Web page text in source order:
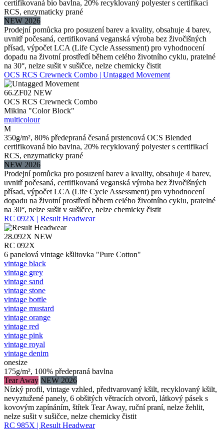
certifikovaná bio bavlna, 20% recyklovaný polyester s certifikací
RCS, enzymaticky prané
NEW 2026
Prodejní pomůcka pro posuzení barev a kvality, obsahuje 4 barev,
uvnitř počesaná, certifikovaná veganská výroba bez živočišných
přísad, výpočet LCA (Life Cycle Assessment) pro vyhodnocení
dopadu na životní prostředí během celého životního cyklu, pratelné
na 30°, nelze sušit v sušičce, nelze chemicky čistit
OCS RCS Crewneck Combo | Untagged Movement
66.ZF02 NEW
OCS RCS Crewneck Combo
Mikina "Color Block"
multicolour
M
350g/m², 80% předepraná česaná prstencová OCS Blended
certifikovaná bio bavlna, 20% recyklovaný polyester s certifikací
RCS, enzymaticky prané
NEW 2026
Prodejní pomůcka pro posuzení barev a kvality, obsahuje 4 barev,
uvnitř počesaná, certifikovaná veganská výroba bez živočišných
přísad, výpočet LCA (Life Cycle Assessment) pro vyhodnocení
dopadu na životní prostředí během celého životního cyklu, pratelné
na 30°, nelze sušit v sušičce, nelze chemicky čistit
RC 092X | Result Headwear
28.092X NEW
RC 092X
6 panelová vintage kšiltovka "Pure Cotton"
vintage black
vintage grey
vintage sand
vintage stone
vintage bottle
vintage mustard
vintage orange
vintage red
vintage pink
vintage royal
vintage denim
onesize
175g/m², 100% předepraná bavlna
Tear Away NEW 2026
Nízký profil, vintage vzhled, předtvarovaný kšilt, recyklovaný kšilt,
nevyztužené panely, 6 obšitých větracích otvorů, látkový pásek s
kovovým zapínáním, štítek Tear Away, ruční praní, nelze žehlit,
nelze sušit v sušičce, nelze chemicky čistit
RC 985X | Result Headwear